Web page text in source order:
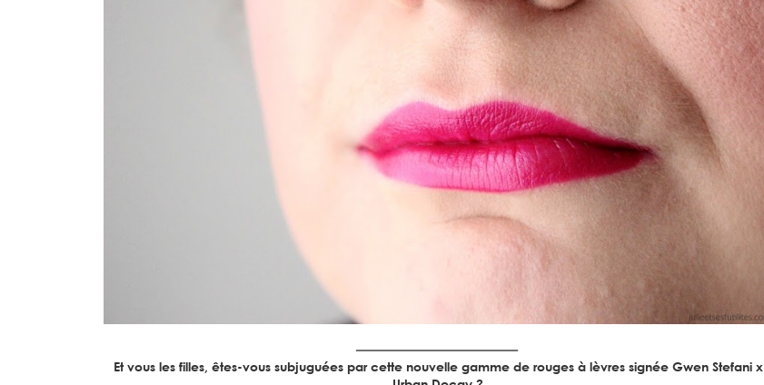
Et vous les filles, êtes-vous subjuguées par cette nouvelle gamme de rouges à lèvres signée Gwen Stefani x